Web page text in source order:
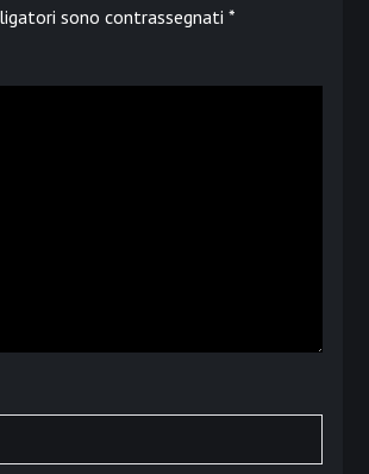
sono contrassegnati *